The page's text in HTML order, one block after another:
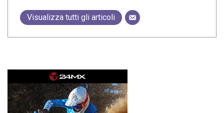
Visualizza tutti gli articoli